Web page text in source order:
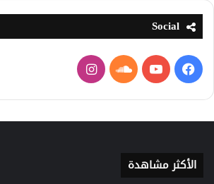
Social
فيسبوكيوتيوبساوند
كلاود
انستقرام
الأكثر مشاهدة